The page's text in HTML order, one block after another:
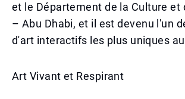
et le Département de la Culture et
– Abu Dhabi, et il est devenu l'un
d'art interactifs les plus uniques
Art Vivant et Respirant